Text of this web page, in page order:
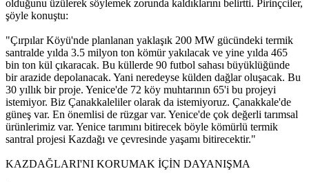
olduğunu üzülerek söylemek zorunda kaldıklarını belirtti. Pirinçciler,
şöyle konuştu:
"Çırpılar Köyü'nde planlanan yaklaşık 200 MW gücündeki termik
santralde yılda 3.5 milyon ton kömür yakılacak ve yine yılda 465
bin ton kül çıkaracak. Bu küllerde 90 futbol sahası büyüklüğünde
bir arazide depolanacak. Yani neredeyse külden dağlar oluşacak. Bu
30 yıllık bir proje. Yenice'de 72 köy muhtarının 65'i bu projeyi
istemiyor. Biz Çanakkaleliler olarak da istemiyoruz. Çanakkale'de
güneş var. En önemlisi de rüzgar var. Yenice'de çok değerli tarımsal
ürünlerimiz var. Yenice tarımını bitirecek böyle kömürlü termik
santral projesi Kazdağı ve çevresinde yaşamı bitirecektir."
KAZDAĞLARI'NI KORUMAK İÇİN DAYANIŞMA